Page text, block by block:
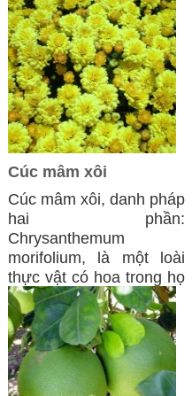
Cúc mâm xôi
Cúc mâm xôi, danh pháp
hai phần:
Chrysanthemum
morifolium, là một loài
thực vật có hoa trong họ
Cúc ...